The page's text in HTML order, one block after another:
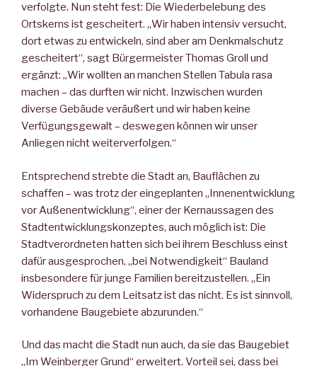
verfolgte. Nun steht fest: Die Wiederbelebung des
Ortskerns ist gescheitert. „Wir haben intensiv versucht,
dort etwas zu entwickeln, sind aber am Denkmalschutz
gescheitert“, sagt Bürgermeister Thomas Groll und
ergänzt: „Wir wollten an manchen Stellen Tabula rasa
machen – das durften wir nicht. Inzwischen wurden
diverse Gebäude veräußert und wir haben keine
Verfügungsgewalt – deswegen können wir unser
Anliegen nicht weiterverfolgen.“
Entsprechend strebte die Stadt an, Bauflächen zu
schaffen – was trotz der eingeplanten „Innenentwicklung
vor Außenentwicklung“, einer der Kernaussagen des
Stadtentwicklungskonzeptes, auch möglich ist: Die
Stadtverordneten hatten sich bei ihrem Beschluss einst
dafür ausgesprochen, „bei Notwendigkeit“ Bauland
insbesondere für junge Familien bereitzustellen. „Ein
Widerspruch zu dem Leitsatz ist das nicht. Es ist sinnvoll,
vorhandene Baugebiete abzurunden.“
Und das macht die Stadt nun auch, da sie das Baugebiet
„Im Weinberger Grund“ erweitert. Vorteil sei, dass bei